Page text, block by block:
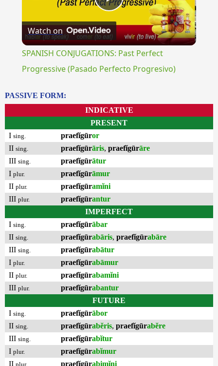
Play
Video
Watch on
SPANISH CONJUGATIONS: Past Perfect
Progressive (Pasado Perfecto Progresivo)
PASSIVE FORM:
INDICATIVE
PRESENT
I sing. praefĭgūror
II sing. praefĭgūrāris, praefĭgūrāre
III sing. praefĭgūrātur
I plur. praefĭgūrāmur
II plur. praefĭgūramĭni
III plur. praefĭgūrantur
IMPERFECT
I sing. praefĭgūrābar
II sing. praefĭgūrabāris, praefĭgūrabāre
III sing. praefĭgūrabātur
I plur. praefĭgūrabāmur
II plur. praefĭgūrabamĭni
III plur. praefĭgūrabantur
FUTURE
I sing. praefĭgūrābor
II sing. praefĭgūrabĕris, praefĭgūrabĕre
III sing. praefĭgūrabĭtur
I plur. praefĭgūrabĭmur
II plur. praefĭgūrabimĭni